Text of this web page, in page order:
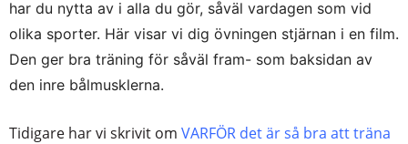
har du nytta av i alla du gör, såväl vardagen som vid
olika sporter. Här visar vi dig övningen stjärnan i en film.
Den ger bra träning för såväl fram- som baksidan av
den inre bålmusklerna.
Tidigare har vi skrivit om VARFÖR det är så bra att träna